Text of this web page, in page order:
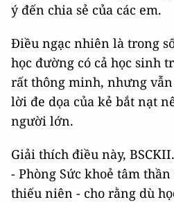
ý đến chia sẻ của các em.
Điều ngạc nhiên là trong
học đường có cả học sinh
rất thông minh, nhưng
lời đe dọa của kẻ bắt nạt
người lớn.
Giải thích điều này,
- Phòng Sức khoẻ tâm
thiếu niên - cho rằng dù